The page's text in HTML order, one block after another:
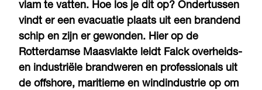
vlam te vatten. Hoe los je dit op? Ondertussen
vindt er een evacuatie plaats uit een brandend
schip en zijn er gewonden. Hier op de
Rotterdamse Maasvlakte leidt Falck overheids-
en industriële brandweren en professionals uit
de offshore, maritieme en windindustrie op om